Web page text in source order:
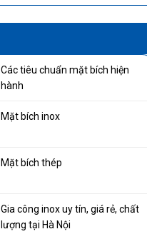
Các tiêu chuẩn mặt bích hiện
hành
Mặt bích inox
Mặt bích thép
Gia công inox uy tín, giá rẻ, chất
lượng tại Hà Nội